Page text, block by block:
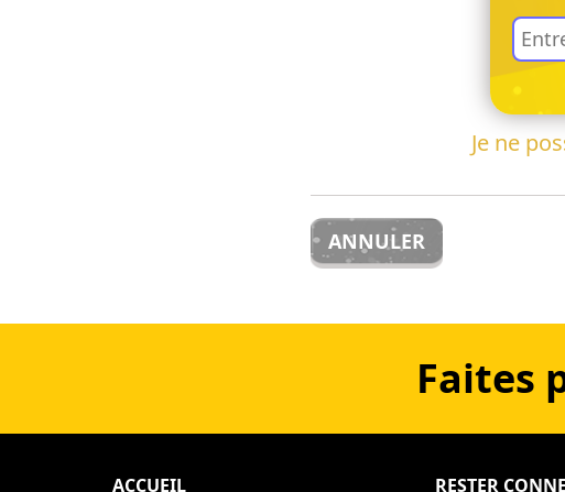
Je ne
ANNULER
Faites
ACCUEIL RESTER